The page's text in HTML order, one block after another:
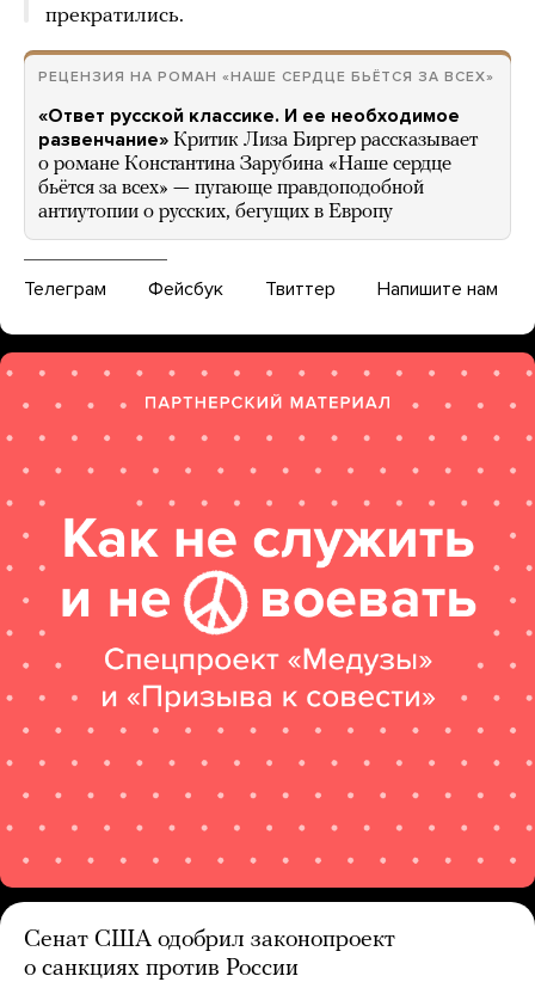
прекратились.
РЕЦЕНЗИЯ НА РОМАН «НАШЕ СЕРДЦЕ БЬЁТСЯ ЗА ВСЕХ»
«Ответ русской классике. И ее необходимое
развенчание» Критик Лиза Биргер рассказывает
о романе Константина Зарубина «Наше сердце
бьётся за всех» — пугающе правдоподобной
антиутопии о русских, бегущих в Европу
Телеграм Фейсбук Твиттер Напишите нам
Сенат США одобрил законопроект
о санкциях против России